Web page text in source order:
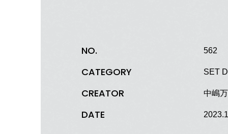
NO. 562
CATEGORY SET
CREATOR 中嶋
DATE